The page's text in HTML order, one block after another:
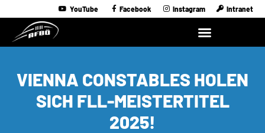
YouTube Facebook Instagram Intranet
VIENNA CONSTABLES HOLEN
SICH FLL-MEISTERTITEL
2025!